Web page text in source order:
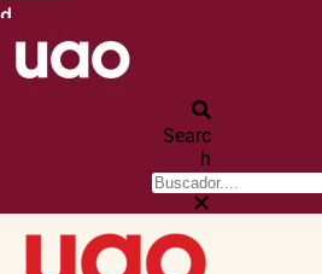
d
Searc
h